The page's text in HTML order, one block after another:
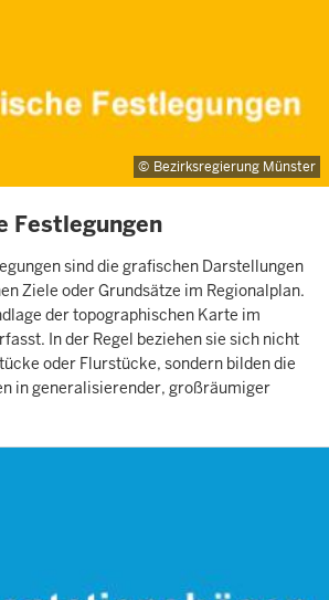
Bezirksregierung Münster
Festlegungen
sind die grafischen Darstellungen
Ziele oder Grundsätze im Regionalplan.
der topographischen Karte im
In der Regel beziehen sie sich nicht
oder Flurstücke, sondern bilden die
in generalisierender, großräumiger